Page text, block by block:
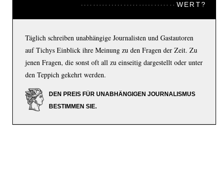
WERT?
Täglich schreiben unabhängige Journalisten und Gastautoren
auf Tichys Einblick ihre Meinung zu den Fragen der Zeit. Zu
jenen Fragen, die sonst oft all zu einseitig dargestellt oder unter
den Teppich gekehrt werden.
DEN PREIS FÜR UNABHÄNGIGEN JOURNALISMUS
BESTIMMEN SIE.